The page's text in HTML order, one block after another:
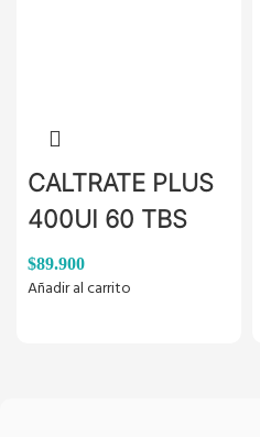
CALTRATE PLUS
400UI 60 TBS
$89.900
Añadir al carrito